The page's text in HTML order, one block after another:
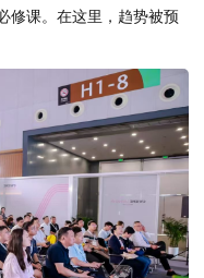
修课。在这里，趋势被预